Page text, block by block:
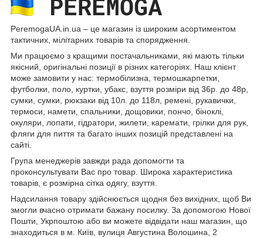
PeremogaUA.in.ua ‒ це магазин із широким асортиментом
тактичних, мілітарних товарів та спорядження.
Ми працюємо з кращими постачальниками, які мають тільки
якісний, оригінальні позиції в різних категоріях. Наш клієнт
може замовити у нас: термобілизна, термошкарпетки,
футболки, поло, куртки, убакс, взуття розміри від 36р. до 48р,
сумки, сумки, рюкзаки від 10л. до 118л, ремені, рукавички,
термоси, намети, спальники, дощовики, пончо, біноклі,
окуляри, лопати, гідратори, жилети, каремати, грілки для рук,
фляги для пиття та багато інших позицій представлені на
сайті.
Група менеджерів завжди рада допомогти та
проконсультувати Вас про товар. Широка характеристика
товарів, є розмірна сітка одягу, взуття.
Надсилання товару здійснюється щодня без вихідних, щоб Ви
змогли вчасно отримати бажану посилку. За допомогою Нової
Пошти, Укрпоштою або ви можете відвідати наш магазин, що
знаходиться в м. Київ, вулиця Августина Волошина, 2